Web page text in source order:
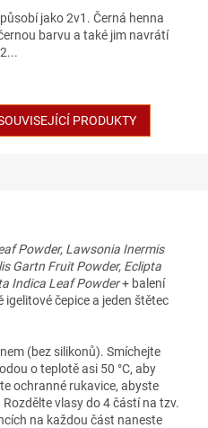
jako 2v1. Černá henna
barvu a také jim navrátí
PRODUKTY
Powder, Lawsonia Inermis
Gartn Fruit Powder, Eclipta
Indica Leaf Powder+ balení
čepice a jeden štětec
(bez silikonů). Smíchejte
o teplotě asi 50 °C, aby
ochranné rukavice, abyste
vlasy do 4 částí na tzv.
na každou část naneste